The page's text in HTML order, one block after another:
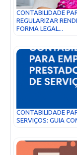
CONTABILIDADE
REGULARIZAR
FORMA LEGAL...
CONTABILIDADE
SERVIÇOS: GUIA